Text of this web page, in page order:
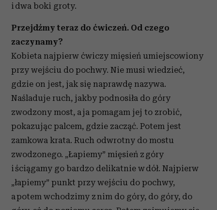
i dwa boki groty.
Przejdźmy teraz do ćwiczeń. Od czego
zaczynamy?
Kobieta najpierw ćwiczy mięsień umiejscowiony
przy wejściu do pochwy. Nie musi wiedzieć,
gdzie on jest, jak się naprawdę nazywa.
Naśladuje ruch, jakby podnosiła do góry
zwodzony most, a ja pomagam jej to zrobić,
pokazując palcem, gdzie zacząć. Potem jest
zamkowa krata. Ruch odwrotny do mostu
zwodzonego. „Łapiemy” mięsień z góry
i ściągamy go bardzo delikatnie w dół. Najpierw
„łapiemy” punkt przy wejściu do pochwy,
a potem wchodzimy z nim do góry, do góry, do